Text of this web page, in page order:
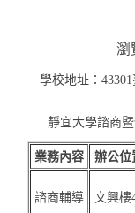
瀏
學校地址：
靜宜大學諮商
業務內容 辦公位
諮商輔導 文興樓